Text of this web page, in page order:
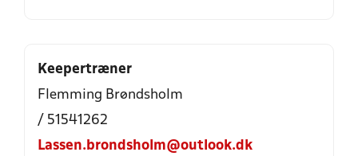
Keepertræner
Flemming Brøndsholm
/ 51541262
Lassen.brondsholm@outlook.dk